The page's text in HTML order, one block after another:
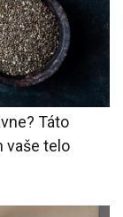
Táto
vaše telo